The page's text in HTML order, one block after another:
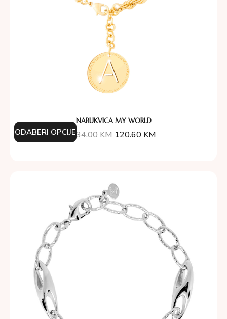
NARUKVICA MY WORLD
134.00KM 120.60 KM
ODABERI OPCIJE